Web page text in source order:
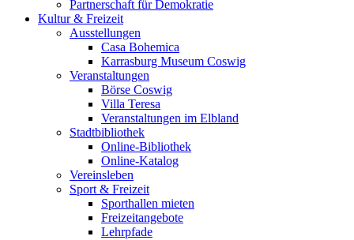
Partnerschaft für Demokratie
Kultur & Freizeit
Ausstellungen
Casa Bohemica
Karrasburg Museum Coswig
Veranstaltungen
Börse Coswig
Villa Teresa
Veranstaltungen im Elbland
Stadtbibliothek
Online-Bibliothek
Online-Katalog
Vereinsleben
Sport & Freizeit
Sporthallen mieten
Freizeitangebote
Lehrpfade